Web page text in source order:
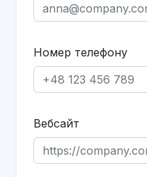
Номер телефону
Вебсайт